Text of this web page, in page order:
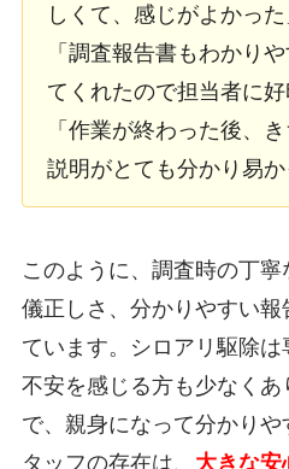
しくて、感じがよかった
「調査報告書もわかり
てくれたので担当者に好
「作業が終わった後、
説明がとても分かり易か
このように、調査時の丁
儀正しさ、分かりやすい
ています。シロアリ駆除は
不安を感じる方も少なくあ
で、親身になって分かり
タッフの存在は、 大きな安